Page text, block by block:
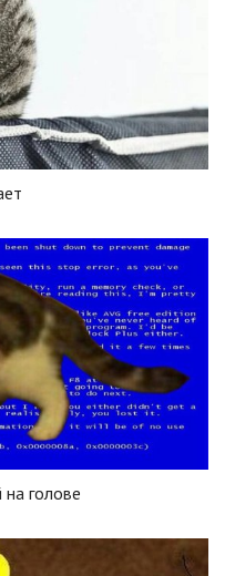
на голове